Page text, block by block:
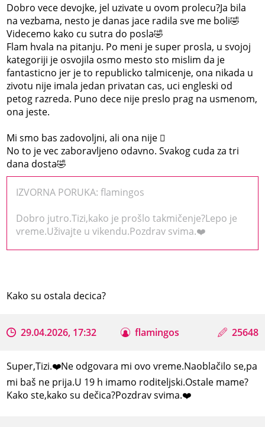
Dobro vece devojke, jel uzivate u ovom prolecu?Ja bila
na vezbama, nesto je danas jace radila sve me boli🤣
Videcemo kako cu sutra do posla🤣
Flam hvala na pitanju. Po meni je super prosla, u svojoj
kategoriji je osvojila osmo mesto sto mislim da je
fantasticno jer je to republicko talmicenje, ona nikada u
zivotu nije imala jedan privatan cas, uci engleski od
petog razreda. Puno dece nije preslo prag na usmenom,
ona jeste.
Mi smo bas zadovoljni, ali ona nije 🫩
No to je vec zaboravljeno odavno. Svakog cuda za tri
dana dosta🤣
IZVORNA PORUKA: flamingos
Dobro jutro.Tizi,kako je prošlo takmičenje?Lepo je
vreme.Uživajte u vikendu.Pozdrav svima.❤️
Kako su ostala decica?
29.04.2026, 17:32 flamingos 25648
Super,Tizi.❤️Ne odgovara mi ovo vreme.Naoblačilo se,pa
mi baš ne prija.U 19 h imamo roditeljski.Ostale mame?
Kako ste,kako su dečica?Pozdrav svima.❤️